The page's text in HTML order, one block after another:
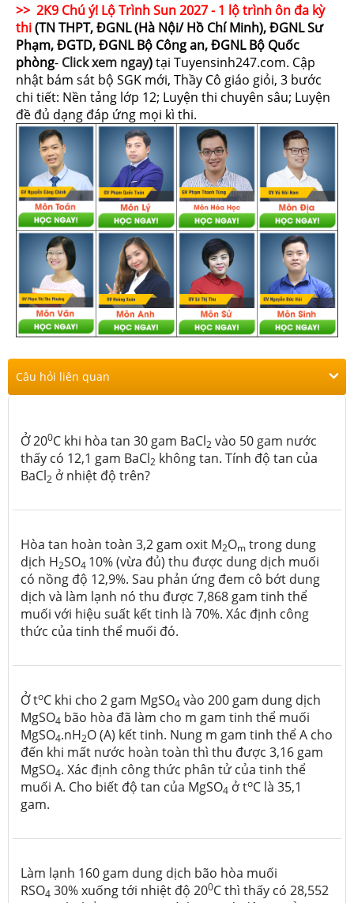
>> 2K9 Chú ý! Lộ Trình Sun 2027 - 1 lộ trình ôn đa kỳ
thi(TN THPT, ĐGNL (Hà Nội/ Hồ Chí Minh), ĐGNL Sư
Phạm, ĐGTD, ĐGNL Bộ Công an, ĐGNL Bộ Quốc
phòng- Click xem ngay)tại Tuyensinh247.com. Cập
nhật bám sát bộ SGK mới, Thầy Cô giáo giỏi, 3 bước
chi tiết: Nền tảng lớp 12; Luyện thi chuyên sâu; Luyện
đề đủ dạng đáp ứng mọi kì thi.
Câu hỏi liên quan
Ở 200C khi hòa tan 30 gam BaCl2 vào 50 gam nước
thấy có 12,1 gam BaCl2 không tan. Tính độ tan của
BaCl­2 ở nhiệt độ trên?
Hòa tan hoàn toàn 3,2 gam oxit M2Om trong dung
dịch H2SO4 10% (vừa đủ) thu được dung dịch muối
có nồng độ 12,9%. Sau phản ứng đem cô bớt dung
dịch và làm lạnh nó thu được 7,868 gam tinh thể
muối với hiệu suất kết tinh là 70%. Xác định công
thức của tinh thể muối đó.
Ở toC khi cho 2 gam MgSO4 vào 200 gam dung dịch
MgSO4 bão hòa đã làm cho m gam tinh thể muối
MgSO4.nH2O (A) kết tinh. Nung m gam tinh thể A cho
đến khi mất nước hoàn toàn thì thu được 3,16 gam
MgSO4. Xác định công thức phân tử của tinh thể
muối A. Cho biết độ tan của MgSO4 ở toC là 35,1
gam.
Làm lạnh 160 gam dung dịch bão hòa muối
RSO4 30% xuống tới nhiệt độ 200C thì thấy có 28,552